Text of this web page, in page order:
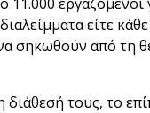
είτε
σηκωθούν από τη
διάθεσή τους, το